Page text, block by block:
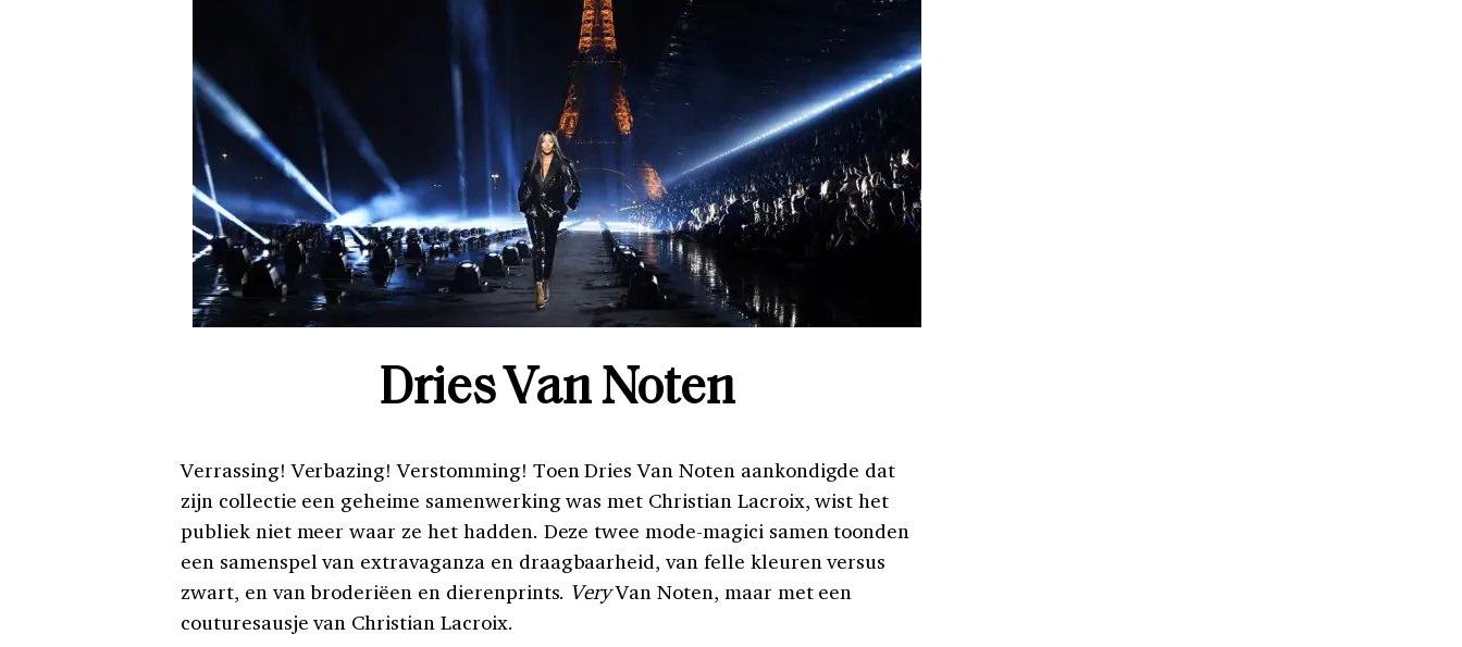
Dries Van Noten
Verrassing! Verbazing! Verstomming! Toen Dries Van Noten aankondigde dat
zijn collectie een geheime samenwerking was met Christian Lacroix, wist het
publiek niet meer waar ze het hadden. Deze twee mode-magici samen toonden
een samenspel van extravaganza en draagbaarheid, van felle kleuren versus
zwart, en van broderiëen en dierenprints. VeryVan Noten, maar met een
couturesausje van Christian Lacroix.